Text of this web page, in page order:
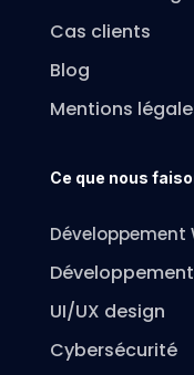
Cas clients
Blog
Mentions
Ce que nous
Développement
UI/UX design
Cybersécurité